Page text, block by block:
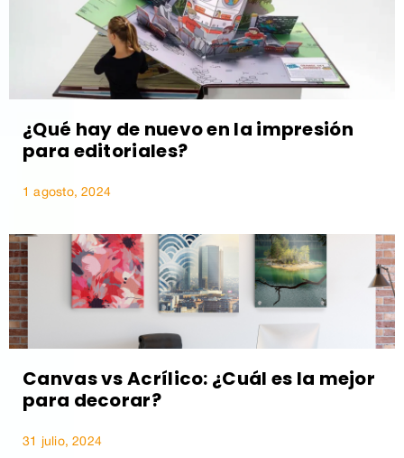
¿Qué hay de nuevo en la impresión
para editoriales?
1 agosto, 2024
Canvas vs Acrílico: ¿Cuál es la mejor
para decorar?
31 julio, 2024